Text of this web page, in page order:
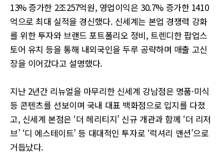
13% 증가한 2조257억원, 영업이익은 30.7% 증가한 1410
억으로 최대 실적을 경신했다. 신세계는 본업 경쟁력 강화
를 위한 투자와 브랜드 포트폴리오 정비, 트렌디한 팝업스
토어 유치 등을 통해 내외국인을 두루 공략하며 매출 고신
장을 이어갔다고 설명했다.
지난 2년간 리뉴얼을 마무리한 신세계 강남점은 명품·미식
등 콘텐츠를 선보이며 국내 대표 백화점으로 입지를 다졌
고, 신세계 본점은 ‘더 헤리티지’ 신규 개관과 함께 ‘더 리저
브’ ‘디 에스테이트’ 등 대대적인 투자로 ‘럭셔리 맨션’으로
거듭났다.